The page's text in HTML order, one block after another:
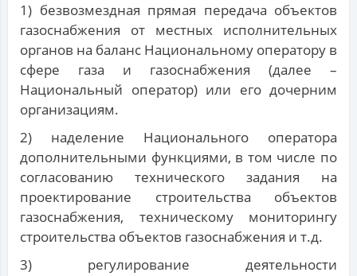
1) безвозмездная прямая передача объектов
газоснабжения от местных исполнительных
органов на баланс Национальному оператору в
сфере газа и газоснабжения (далее –
Национальный оператор) или его дочерним
организациям.
2) наделение Национального оператора
дополнительными функциями, в том числе по
согласованию технического задания на
проектирование строительства объектов
газоснабжения, техническому мониторингу
строительства объектов газоснабжения и т.д.
3) регулирование деятельности